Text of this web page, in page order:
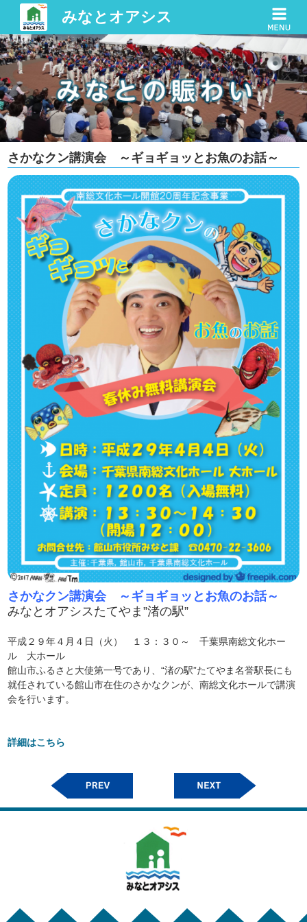
みなとオアシス
さかなクン講演会 ～ギョギョッとお魚のお話～
さかなクン講演会 ～ギョギョッとお魚のお話～
みなとオアシスたてやま”渚の駅”
平成２９年４月４日（火） １３：３０～ 千葉県南総文化ホー
ル 大ホール
館山市ふるさと大使第一号であり、“渚の駅”たてやま名誉駅長にも
就任されている館山市在住のさかなクンが、南総文化ホールで講演
会を行います。
詳細はこちら